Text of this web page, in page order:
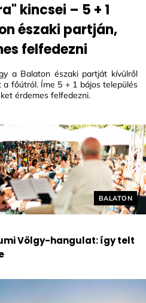
Helyszín
BALATON
Völgy-hangulat: így telt
kincsei – 5 + 1
északi partján,
felfedezni
a Balaton északi partját kívülről
főútról. Íme 5 + 1 bájos település
érdemes felfedezni.